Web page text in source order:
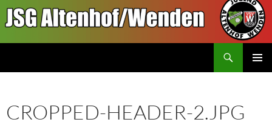
Inhalt
springen
CROPPED-HEADER-2.JPG